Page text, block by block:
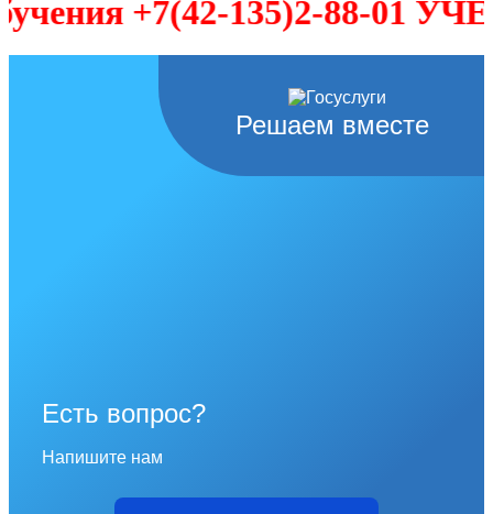
+7(42-135)2-88-01
Решаем вместе
Есть вопрос?
Напишите нам